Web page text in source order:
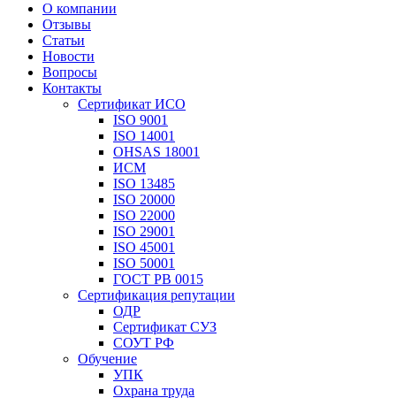
О компании
Отзывы
Статьи
Новости
Вопросы
Контакты
Сертификат ИСО
ISO 9001
ISO 14001
OHSAS 18001
ИСМ
ISO 13485
ISO 20000
ISO 22000
ISO 29001
ISO 45001
ISO 50001
ГОСТ РВ 0015
Сертификация репутации
ОДР
Сертификат СУЗ
СОУТ РФ
Обучение
УПК
Охрана труда